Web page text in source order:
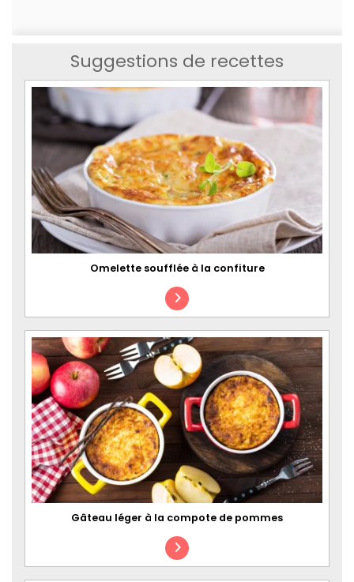
Suggestions de recettes
Omelette soufflée à la confiture
Gâteau léger à la compote de pommes